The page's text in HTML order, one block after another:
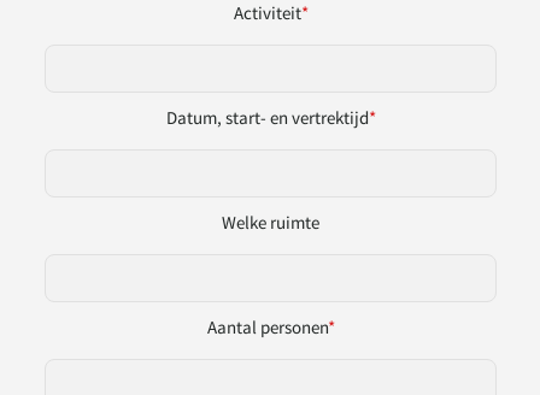
Activiteit*
Datum, start- en vertrektijd*
Welke ruimte
Aantal personen*